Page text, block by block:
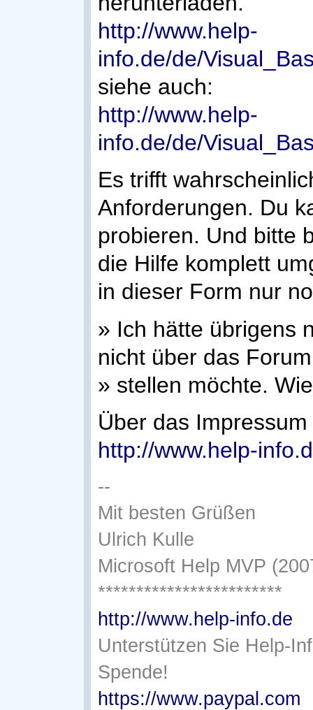
http://www.help-
info.de/de/
siehe auch:
http://www.help-
info.de/de/
Es trifft
Anforderungen. Du
probieren. Und bitte
die Hilfe komplett
in dieser Form nur
» Ich hätte übrigens
nicht über das Forum
» stellen möchte.
Über das
http://www.help-
--
Mit besten Grüßen
Ulrich Kulle
Microsoft Help MVP
************************
http://www.help-info.de
Unterstützen Sie Help-
Spende!
https://www.paypal.com